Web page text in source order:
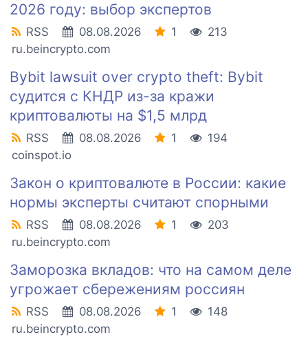
2026 году: выбор экспертов
RSS 08.08.2026 1
213
ru.beincrypto.com
Bybit lawsuit over crypto theft: Bybit
судится с КНДР из-за кражи
криптовалюты на $1,5 млрд
RSS 08.08.2026 1
194
coinspot.io
Закон о криптовалюте в России: какие
нормы эксперты считают спорными
RSS 08.08.2026 1
203
ru.beincrypto.com
Заморозка вкладов: что на самом деле
угрожает сбережениям россиян
RSS 08.08.2026 1
148
ru.beincrypto.com